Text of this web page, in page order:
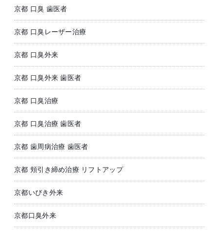
京都 口臭 歯医者
京都 口臭レーザー治療
京都 口臭外来
京都 口臭外来 歯医者
京都 口臭治療
京都 口臭治療 歯医者
京都 歯周病治療 歯医者
京都 頬引き締め治療 リフトアップ
京都いびき外来
京都口臭外来